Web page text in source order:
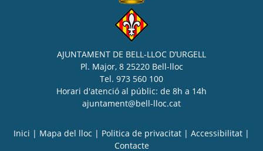
AJUNTAMENT DE BELL-LLOC D’URGELL
Pl. Major, 8 25220 Bell-lloc
Tel. 973 560 100
Horari d'atenció al públic: de 8h a 14h
ajuntament@bell-lloc.cat
Inici | Mapa del lloc | Politica de privacitat | Accessibilitat |
Contacte